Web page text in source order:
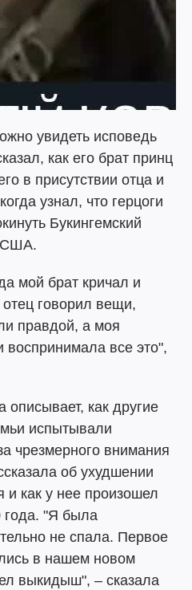
увидеть исповедь
как его брат принц
в присутствии отца и
узнал, что герцоги
Букингемский
США.
мой брат кричал и
говорил вещи,
правдой, а моя
воспринимала все это",
описывает, как другие
испытывали
чрезмерного внимания
об ухудшении
и как у нее произошел
"Я была
не спала. Первое
в нашем новом
выкидыш", – сказала